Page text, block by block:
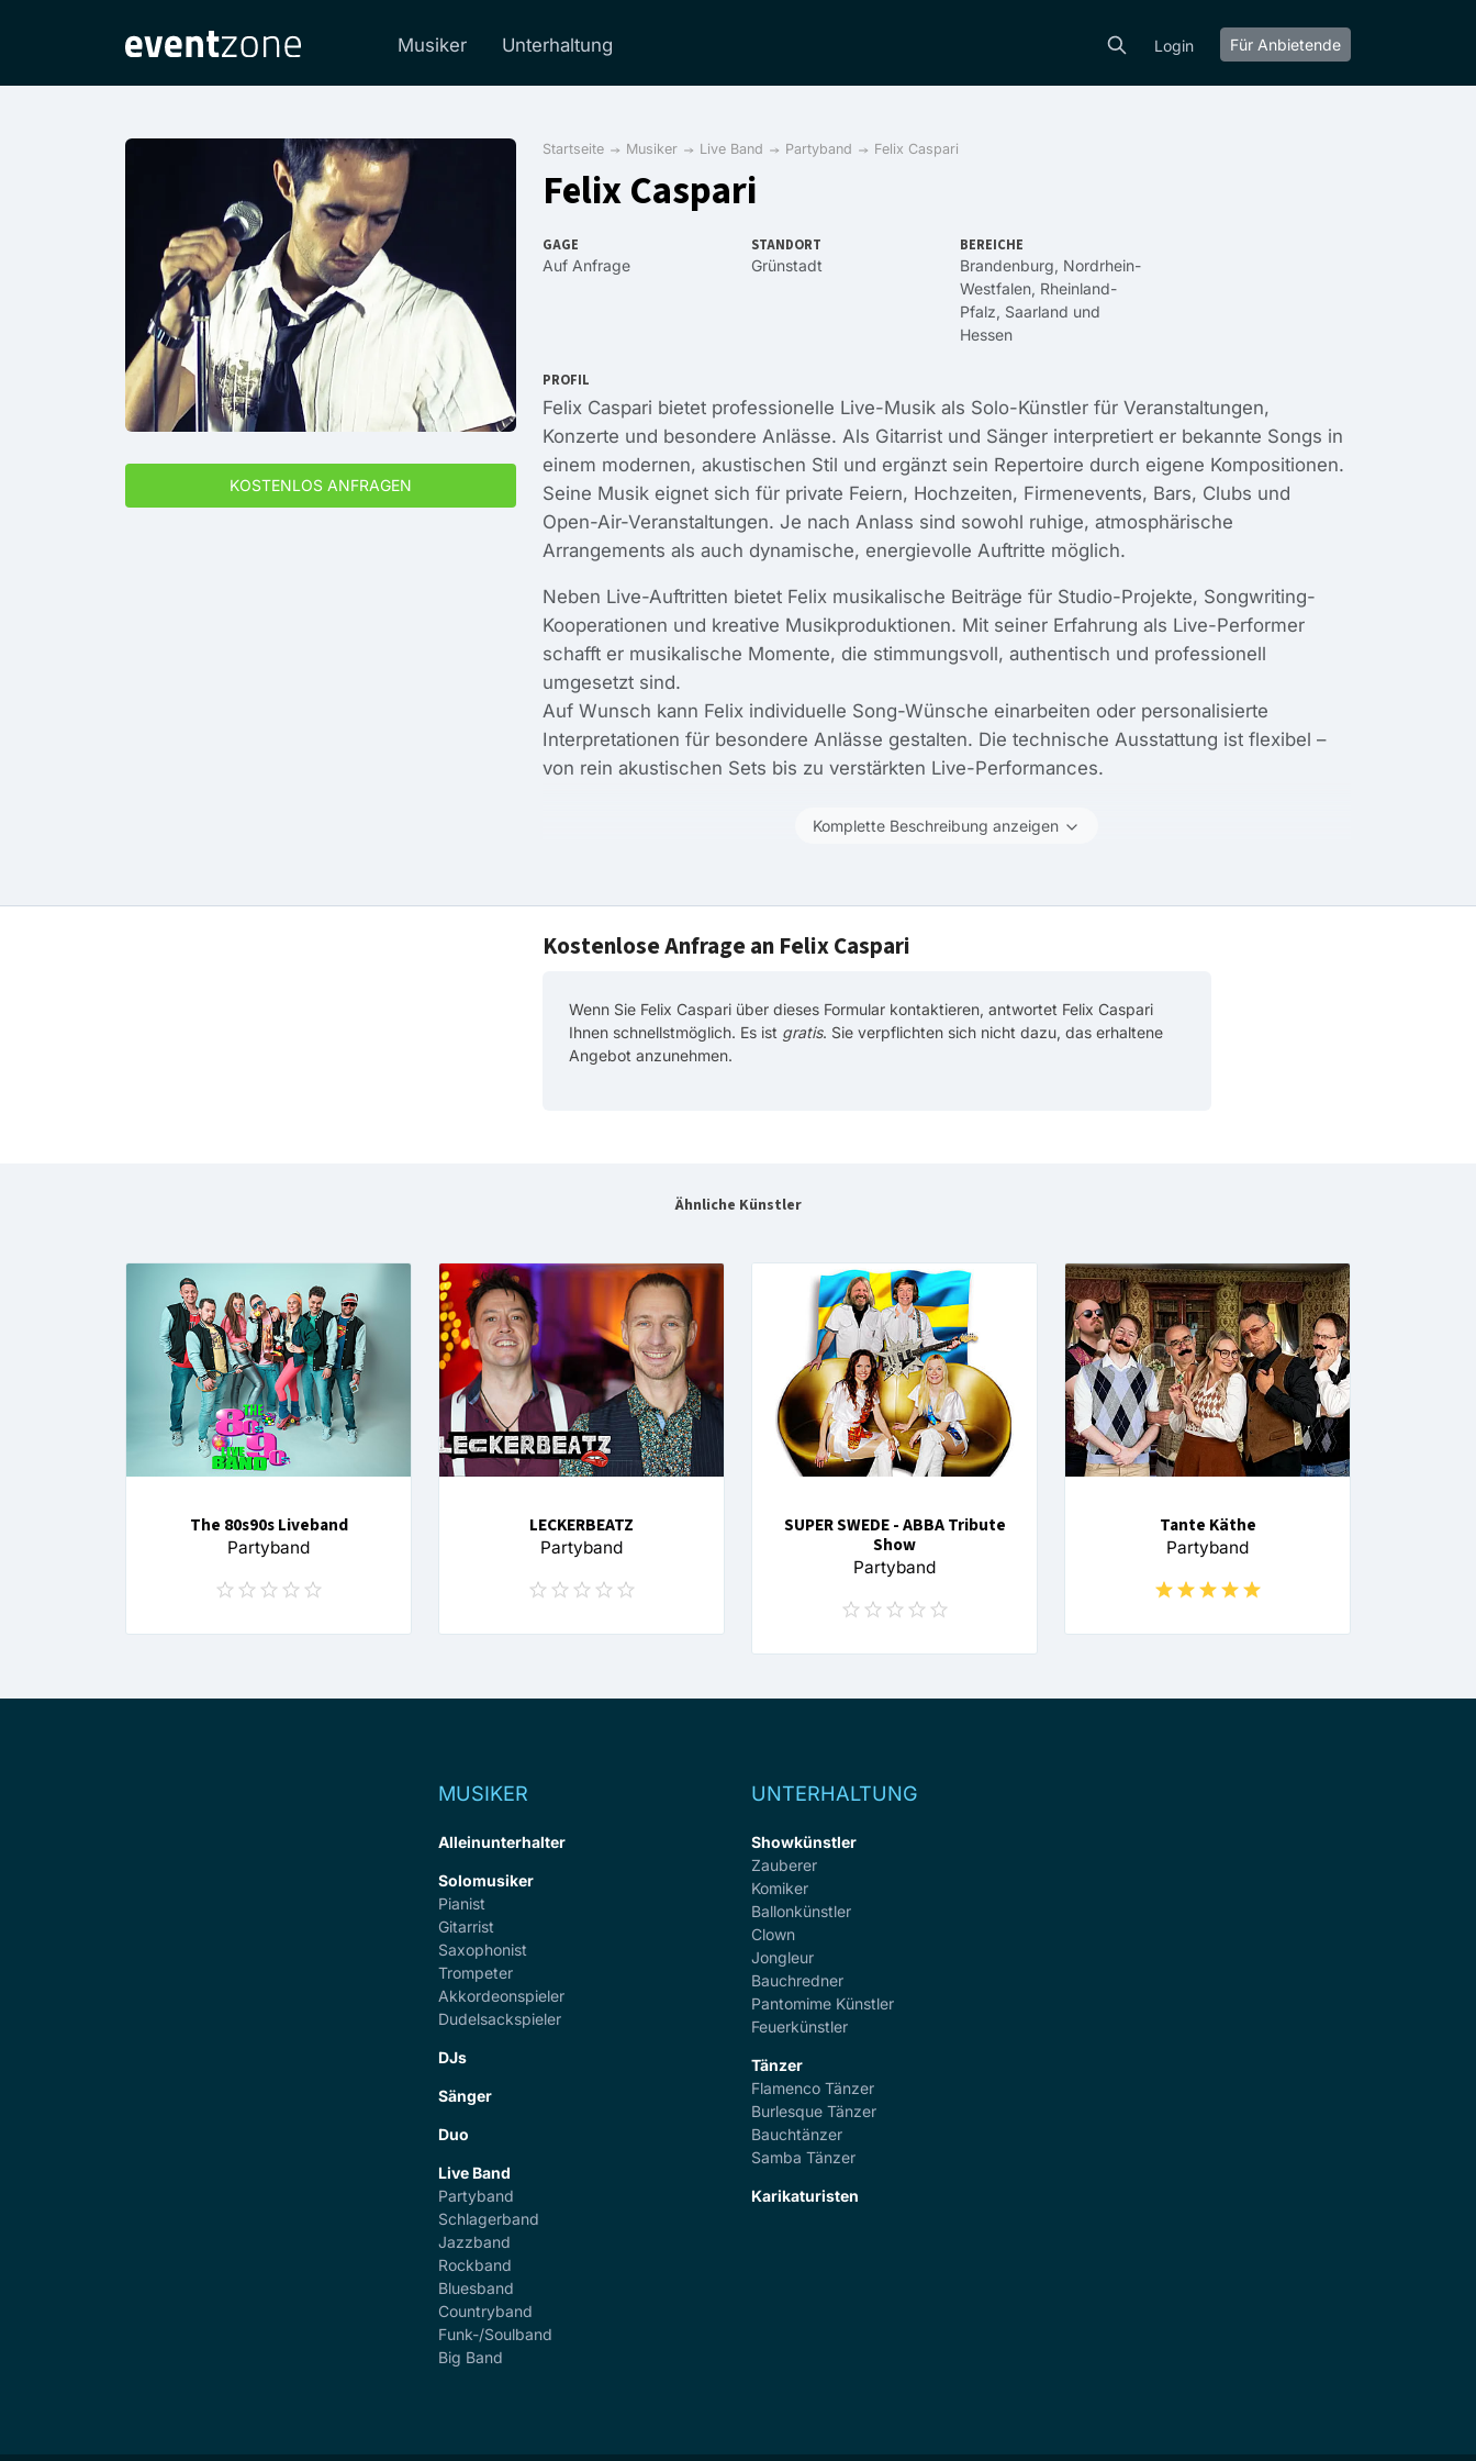
Musiker Unterhaltung Login Für Anbietende
KOSTENLOS ANFRAGEN
Startseite Musiker Live Band Partyband Felix Caspari
Felix Caspari
GAGE
Auf Anfrage
STANDORT
Grünstadt
BEREICHE
Brandenburg, Nordrhein-
Westfalen, Rheinland-
Pfalz, Saarland und
Hessen
PROFIL
Felix Caspari bietet professionelle Live-Musik als Solo-Künstler für Veranstaltungen,
Konzerte und besondere Anlässe. Als Gitarrist und Sänger interpretiert er bekannte Songs in
einem modernen, akustischen Stil und ergänzt sein Repertoire durch eigene Kompositionen.
Seine Musik eignet sich für private Feiern, Hochzeiten, Firmenevents, Bars, Clubs und
Open-Air-Veranstaltungen. Je nach Anlass sind sowohl ruhige, atmosphärische
Arrangements als auch dynamische, energievolle Auftritte möglich.
Neben Live-Auftritten bietet Felix musikalische Beiträge für Studio-Projekte, Songwriting-
Kooperationen und kreative Musikproduktionen. Mit seiner Erfahrung als Live-Performer
schafft er musikalische Momente, die stimmungsvoll, authentisch und professionell
umgesetzt sind.
Auf Wunsch kann Felix individuelle Song-Wünsche einarbeiten oder personalisierte
Interpretationen für besondere Anlässe gestalten. Die technische Ausstattung ist flexibel –
von rein akustischen Sets bis zu verstärkten Live-Performances.
Komplette Beschreibung anzeigen
Kostenlose Anfrage an Felix Caspari
Wenn Sie Felix Caspari über dieses Formular kontaktieren, antwortet Felix Caspari
Ihnen schnellstmöglich. Es ist gratis. Sie verpflichten sich nicht dazu, das erhaltene
Angebot anzunehmen.
Ähnliche Künstler
The 80s90s Liveband
Partyband
LECKERBEATZ
Partyband
SUPER SWEDE - ABBA Tribute
Show
Partyband
Tante Käthe
Partyband
MUSIKER
Alleinunterhalter
Solomusiker
Pianist
Gitarrist
Saxophonist
Trompeter
Akkordeonspieler
Dudelsackspieler
DJs
Sänger
Duo
Live Band
Partyband
Schlagerband
Jazzband
Rockband
Bluesband
Countryband
Funk-/Soulband
Big Band
UNTERHALTUNG
Showkünstler
Zauberer
Komiker
Ballonkünstler
Clown
Jongleur
Bauchredner
Pantomime Künstler
Feuerkünstler
Tänzer
Flamenco Tänzer
Burlesque Tänzer
Bauchtänzer
Samba Tänzer
Karikaturisten